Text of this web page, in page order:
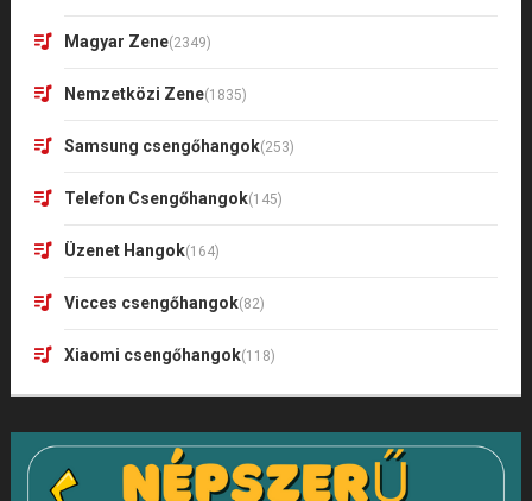
Magyar Zene(2349)
Nemzetközi Zene(1835)
Samsung csengőhangok(253)
Telefon Csengőhangok(145)
Üzenet Hangok(164)
Vicces csengőhangok(82)
Xiaomi csengőhangok(118)